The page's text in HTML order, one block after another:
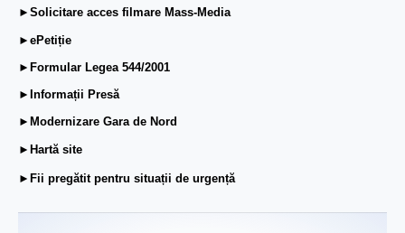
►Solicitare acces filmare Mass-Media
►ePetiție
►Formular Legea 544/2001
►Informații Presă
►Modernizare Gara de Nord
►Hartă site
►Fii pregătit pentru situații de urgență